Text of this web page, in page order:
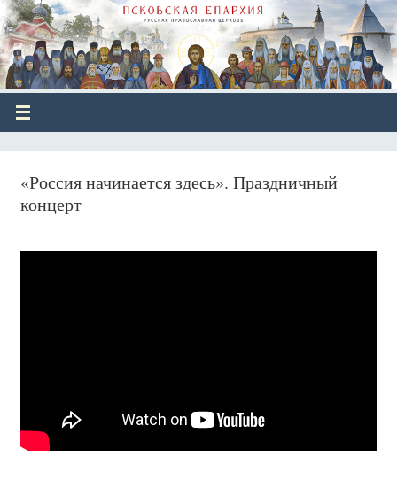
«Россия начинается здесь». Праздничный
концерт